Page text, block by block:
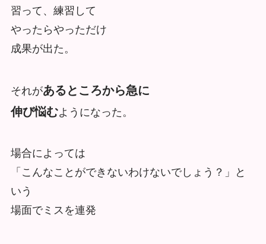
習って、練習して
やったらやっただけ
成果が出た。
それがあるところから急に
伸び悩むようになった。
場合によっては
「こんなことができないわけないでしょう？」と
いう
場面でミスを連発